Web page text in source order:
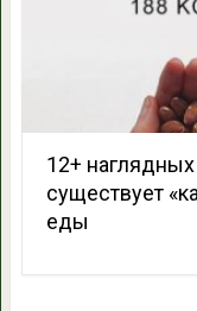
12+ наглядных
существует
еды